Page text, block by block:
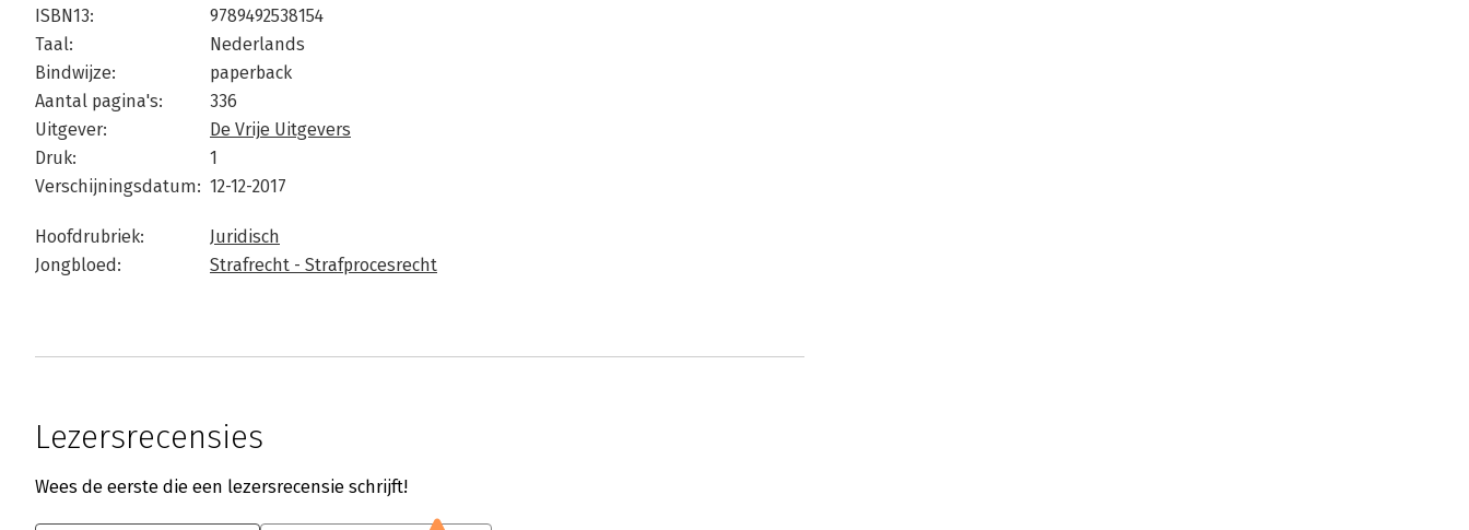
ISBN13:
9789492538154
Taal:
Nederlands
Bindwijze:
paperback
Aantal pagina's:
336
Uitgever:
De Vrije Uitgevers
Druk:
1
Verschijningsdatum: 12-12-2017
Hoofdrubriek:
Juridisch
Jongbloed:
Strafrecht - Strafprocesrecht
Lezersrecensies
Wees de eerste die een lezersrecensie schrijft!